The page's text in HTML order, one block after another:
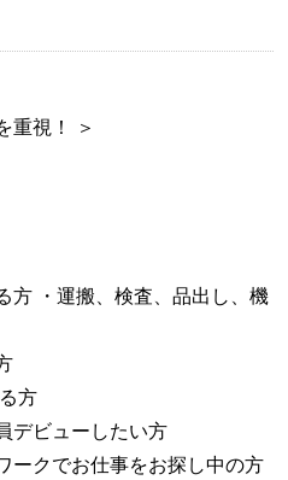
重視！ ＞
方 ・運搬、検査、品出し、機
方
デビューしたい方
ークでお仕事をお探し中の方